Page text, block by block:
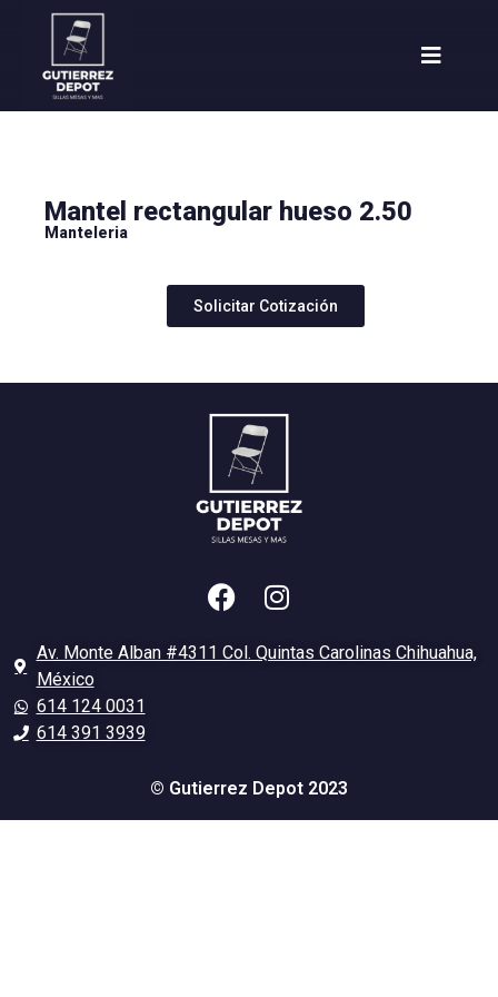
Mantel rectangular hueso 2.50
Manteleria
Solicitar Cotización
Av. Monte Alban #4311 Col. Quintas Carolinas Chihuahua,
México
614 124 0031
614 391 3939
© Gutierrez Depot 2023